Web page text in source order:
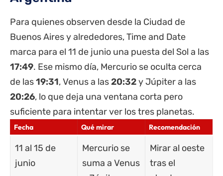
Para quienes observen desde la Ciudad de
Buenos Aires y alrededores, Time and Date
marca para el 11 de junio una puesta del Sol a las
17:49. Ese mismo día, Mercurio se oculta cerca
de las19:31, Venus a las20:32y Júpiter a las
20:26, lo que deja una ventana corta pero
suficiente para intentar ver los tres planetas.
Fecha Qué mirar Recomendación
11 al 15 de
junio
Mercurio se
suma a Venus
Mirar al oeste
tras el